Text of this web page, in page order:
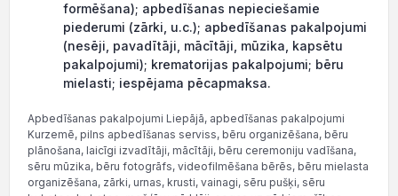
formēšana); apbedīšanas nepieciešamie
piederumi (zārki, u.c.); apbedīšanas pakalpojumi
(nesēji, pavadītāji, mācītāji, mūzika, kapsētu
pakalpojumi); krematorijas pakalpojumi; bēru
mielasti; iespējama pēcapmaksa.
Apbedīšanas pakalpojumi Liepājā, apbedīšanas pakalpojumi
Kurzemē, pilns apbedīšanas serviss, bēru organizēšana, bēru
plānošana, laicīgi izvadītāji, mācītāji, bēru ceremoniju vadīšana,
sēru mūzika, bēru fotogrāfs, videofilmēšana bērēs, bēru mielasta
organizēšana, zārki, urnas, krusti, vainagi, sēru pušķi, sēru